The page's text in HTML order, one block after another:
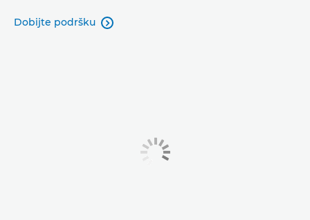
Dobijte podršku 